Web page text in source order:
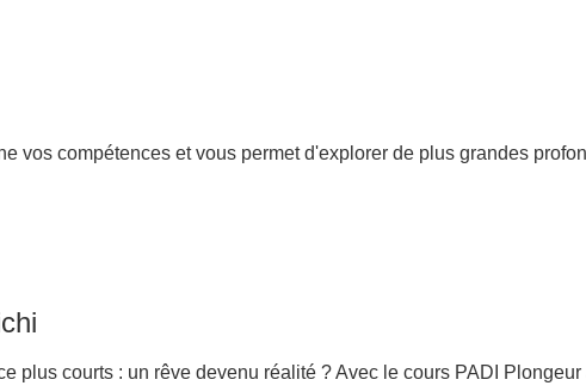
vos compétences et vous permet d'explorer de plus grandes
plus courts : un rêve devenu réalité ? Avec le cours PADI